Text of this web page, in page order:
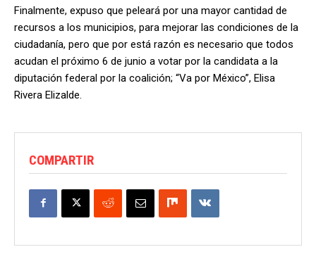
Finalmente, expuso que peleará por una mayor cantidad de
recursos a los municipios, para mejorar las condiciones de la
ciudadanía, pero que por está razón es necesario que todos
acudan el próximo 6 de junio a votar por la candidata a la
diputación federal por la coalición; “Va por México”, Elisa
Rivera Elizalde.
COMPARTIR